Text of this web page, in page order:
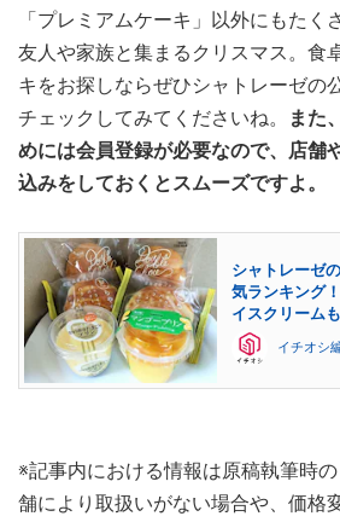
「プレミアムケーキ」以外にもたく
友人や家族と集まるクリスマス。食
キをお探しならぜひシャトレーゼの
チェックしてみてくださいね。
また
めには会員登録が必要なので、店舗
込みをしておくとスムーズですよ。
シャトレーゼ
気ランキング
イスクリームも
イチオシ
※記事内における情報は原稿執筆時
舗により取扱いがない場合や、価格